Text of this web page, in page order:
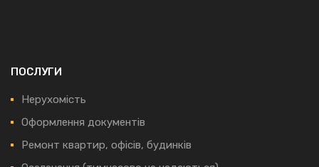
ПОСЛУГИ
Нерухомість
Оформлення документів
Ремонт квартир, офісів, будинків